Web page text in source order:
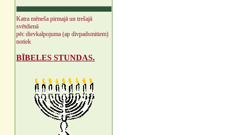
Katra mēneša pirmajā un trešajā
svētdienā
pēc dievkalpojuma (ap divpadsmitiem)
notiek
BĪBELES STUNDAS.